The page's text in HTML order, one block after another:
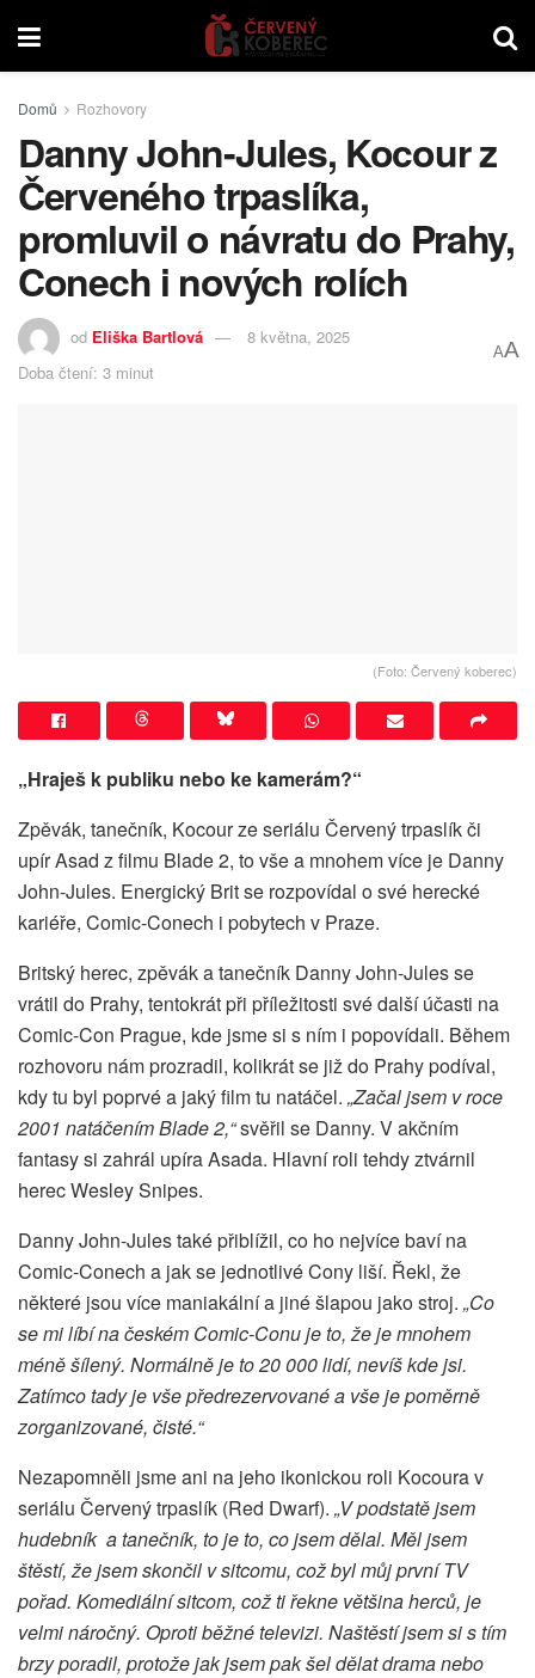
Domů Rozhovory
Danny John-Jules, Kocour z
Červeného trpaslíka,
promluvil o návratu do Prahy,
Conech i nových rolích
od Eliška Bartlová
8 května, 2025
Doba čtení: 3 minut
AA
(Foto: Červený koberec)
„Hraješ k publiku nebo ke kamerám?“
Zpěvák, tanečník, Kocour ze seriálu Červený trpaslík či
upír Asad z filmu Blade 2, to vše a mnohem více je Danny
John-Jules. Energický Brit se rozpovídal o své herecké
kariéře, Comic-Conech i pobytech v Praze.
Britský herec, zpěvák a tanečník Danny John-Jules se
vrátil do Prahy, tentokrát při příležitosti své další účasti na
Comic-Con Prague, kde jsme si s ním i popovídali. Během
rozhovoru nám prozradil, kolikrát se již do Prahy podíval,
kdy tu byl poprvé a jaký film tu natáčel. „Začal jsem v roce
2001 natáčením Blade 2,“svěřil se Danny. V akčním
fantasy si zahrál upíra Asada. Hlavní roli tehdy ztvárnil
herec Wesley Snipes.
Danny John-Jules také přiblížil, co ho nejvíce baví na
Comic-Conech a jak se jednotlivé Cony liší. Řekl, že
některé jsou více maniakální a jiné šlapou jako stroj. „Co
se mi líbí na českém Comic-Conu je to, že je mnohem
méně šílený. Normálně je to 20 000 lidí, nevíš kde jsi.
Zatímco tady je vše předrezervované a vše je poměrně
zorganizované, čisté.“
Nezapomněli jsme ani na jeho ikonickou roli Kocoura v
seriálu Červený trpaslík (Red Dwarf). „V podstatě jsem
hudebník a tanečník, to je to, co jsem dělal. Měl jsem
štěstí, že jsem skončil v sitcomu, což byl můj první TV
pořad. Komediální sitcom, což ti řekne většina herců, je
velmi náročný. Oproti běžné televizi. Naštěstí jsem si s tím
brzy poradil, protože jak jsem pak šel dělat drama nebo